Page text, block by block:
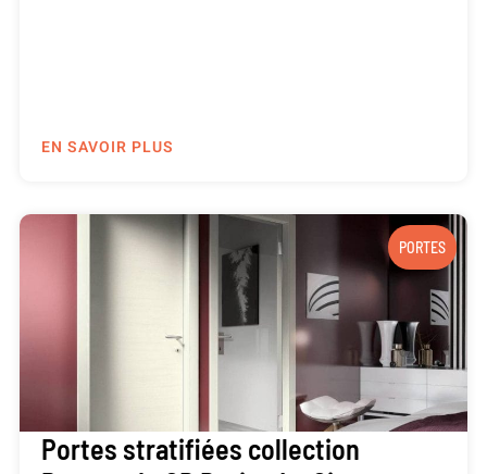
EN SAVOIR PLUS
PORTES
Portes stratifiées collection